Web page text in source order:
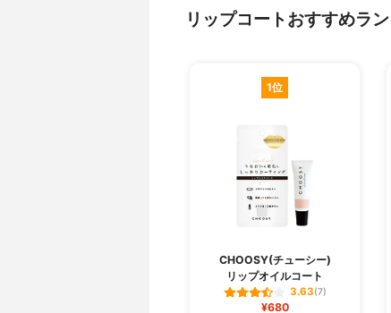
リップコートおすすめラ
1位
CHOOSY(チューシー)
リップオイルコート
3.63(7)
¥680